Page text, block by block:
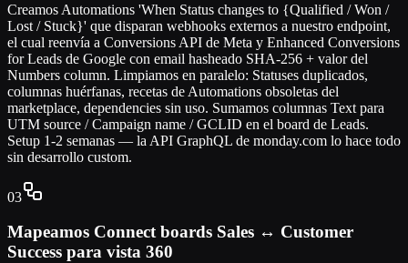
Creamos Automations 'When Status changes to {Qualified / Won /
Lost / Stuck}' que disparan webhooks externos a nuestro endpoint,
el cual reenvía a Conversions API de Meta y Enhanced Conversions
for Leads de Google con email hasheado SHA-256 + valor del
Numbers column. Limpiamos en paralelo: Statuses duplicados,
columnas huérfanas, recetas de Automations obsoletas del
marketplace, dependencies sin uso. Sumamos columnas Text para
UTM source / Campaign name / GCLID en el board de Leads.
Setup 1-2 semanas — la API GraphQL de monday.com lo hace todo
sin desarrollo custom.
03
Mapeamos Connect boards Sales ↔ Customer
Success para vista 360